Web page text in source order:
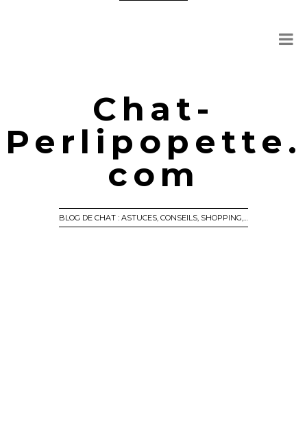
Chat-
Perlipopette.
com
BLOG DE CHAT : ASTUCES, CONSEILS, SHOPPING,…